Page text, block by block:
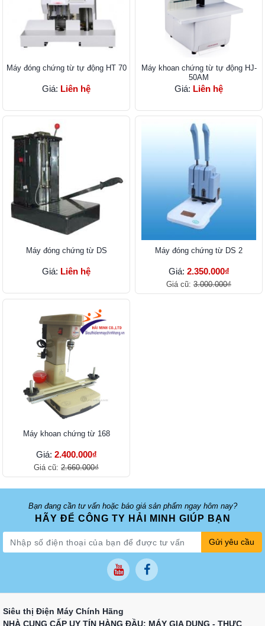
Máy đóng chứng từ tự động HT 70
Giá: Liên hệ
Máy khoan chứng từ tự động HJ-
50AM
Giá: Liên hệ
Máy đóng chứng từ DS
Giá: Liên hệ
Máy đóng chứng từ DS 2
Giá: 2.350.000₫
Giá cũ: 3.000.000₫
Máy khoan chứng từ 168
Giá: 2.400.000₫
Giá cũ: 2.660.000₫
Bạn đang cần tư vấn hoặc báo giá sản phẩm ngay hôm nay?
HÃY ĐỂ CÔNG TY HẢI MINH GIÚP BẠN
Gửi yêu cầu
Siêu thị Điện Máy Chính Hãng
NHÀ CUNG CẤP UY TÍN HÀNG ĐẦU: MÁY GIA DỤNG - THỰC